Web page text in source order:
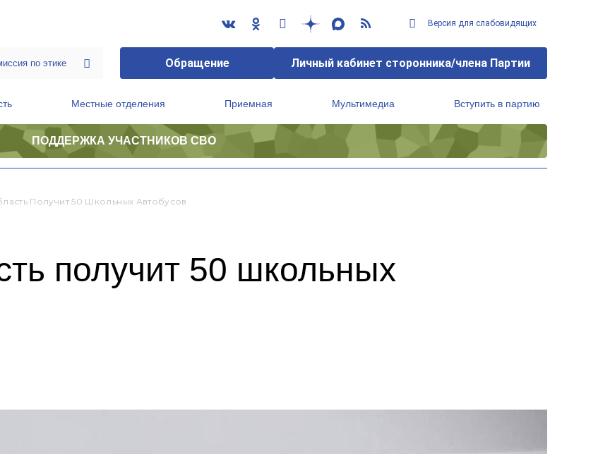
Версия для слабовидящих
Обращение Личный кабинет сторонника/члена Партии
Местные отделения Приемная Мультимедиа Вступить в партию
ПОДДЕРЖКА УЧАСТНИКОВ СВО
Получит 50 Школьных Автобусов
получит 50 школьных